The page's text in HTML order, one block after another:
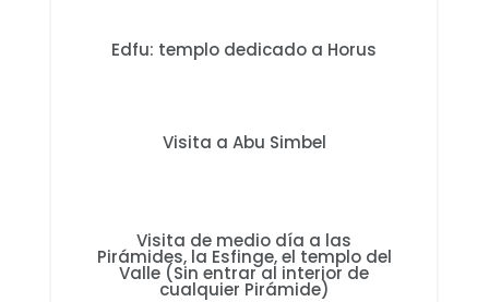
Edfu: templo dedicado a Horus
Visita a Abu Simbel
Visita de medio día a las
Pirámides, la Esfinge, el templo del
Valle (Sin entrar al interior de
cualquier Pirámide)